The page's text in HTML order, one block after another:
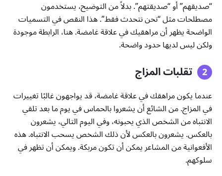
“صديقهم” أو “صديقتهم”. بدلاً من التوضيح، يستخدمون
مصطلحات مثل “نحن نتحدث فقط”. هذا النقص في التسميات
الواضحة يظهر أن مراهقيك في علاقة غامضة. هنا، الرابطة موجودة
ولكن ليس لديها حدود واضحة.
تقلبات المزاج
عندما يكون مراهقك في علاقة غامضة، قد يواجهون غالبًا تغييرات
في المزاج. من الشائع أن يشعروا بالحماس في يوم ما بعد تلقي
الانتباه من الشخص الذي يحبونه، وفي اليوم التالي، يشعرون
بالعكس. يشعرون بالعكس لأن ذلك الشخص يسحب الانتباه. هذه
الأفعوانية من المشاعر يمكن أن تكون مربكة. ويمكن أن تظهر في
سلوكهم.